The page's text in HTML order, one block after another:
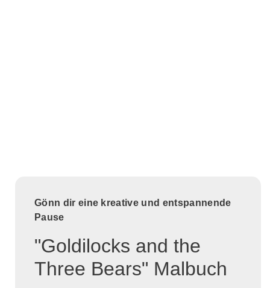
Gönn dir eine kreative und entspannende
Pause
"Goldilocks and the
Three Bears" Malbuch